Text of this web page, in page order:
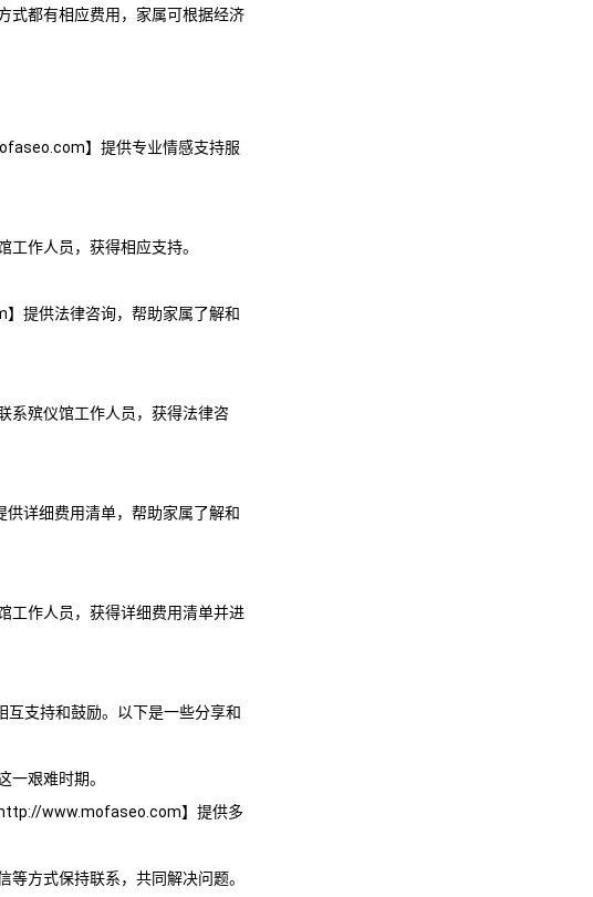
式都有相应费用，家属可根据经济
】提供专业情感支持服
作人员，获得相应支持。
提供法律咨询，帮助家属了解和
系殡仪馆工作人员，获得法律咨
详细费用清单，帮助家属了解和
工作人员，获得详细费用清单并进
支持和鼓励。以下是一些分享和
一艰难时期。
http://www.mofaseo.com】提供多
方式保持联系，共同解决问题。